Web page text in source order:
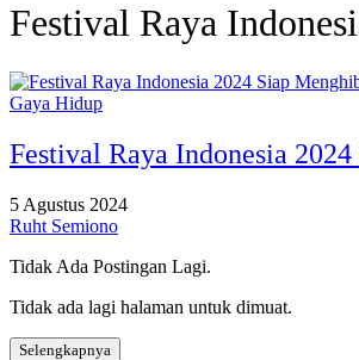
Festival Raya
Gaya Hidup
Festival Raya Indonesia
5 Agustus 2024
Ruht Semiono
Tidak Ada Postingan Lagi.
Tidak ada lagi halaman untuk dimuat.
Selengkapnya